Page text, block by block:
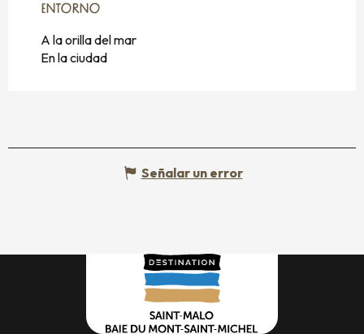
ENTORNO
ENTORNO
A la orilla del mar
En la ciudad
Señalar un error